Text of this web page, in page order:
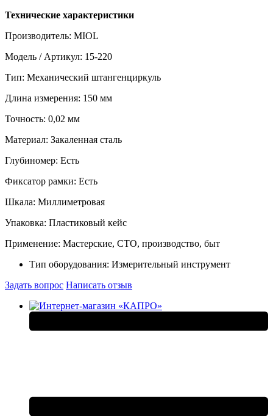
Технические характеристики
Производитель: MIOL
Модель / Артикул: 15-220
Тип: Механический штангенциркуль
Длина измерения: 150 мм
Точность: 0,02 мм
Материал: Закаленная сталь
Глубиномер: Есть
Фиксатор рамки: Есть
Шкала: Миллиметровая
Упаковка: Пластиковый кейс
Применение: Мастерские, СТО, производство, быт
Тип оборудования: Измерительный инструмент
Задать вопрос Написать отзыв